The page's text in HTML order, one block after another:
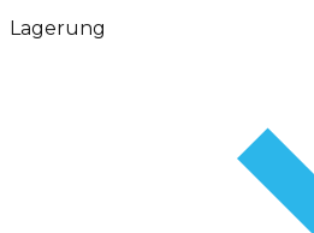
Lagerung